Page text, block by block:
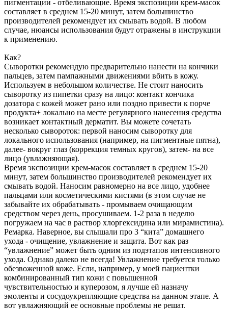
пигментации - отбеливающие. Время экспозиции крем-масок
составляет в среднем 15-20 минут, затем большинство
производителей рекомендует их смывать водой. В любом
случае, нюансы использования будут отражены в инструкции
к применению.
Как?
Сыворотки рекомендую предварительно нанести на кончики
пальцев, затем пампажными движениями вбить в кожу.
Используем в небольшом количестве. Не стоит наносить
сыворотку из пипетки сразу на лицо: контакт кончика
дозатора с кожей может рано или поздно привести к порче
продукта+ локально на месте регулярного нанесения средства
возникает контактный дерматит. Вы можете сочетать
несколько сывороток: первой наносим сыворотку для
локального использования (например, на пигментные пятна),
далее- вокруг глаз (коррекция темных кругов), затем- на все
лицо (увлажняющая).
Время экспозиции крем-масок составляет в среднем 15-20
минут, затем большинство производителей рекомендует их
смывать водой. Наносим равномерно на все лицо, удобнее
пальцами или косметическими кистями (в этом случае не
забывайте их обрабатывать - промываем очищающим
средством через день, просушиваем. 1-2 раза в неделю
погружаем на час в раствор хлоргексидина или мирамистина).
Ремарка. Наверное, вы слышали про 3 “кита” домашнего
ухода - очищение, увлажнение и защита. Вот как раз
“увлажнение” может быть одним из подэтапов интенсивного
ухода. Однако далеко не всегда! Увлажнение требуется только
обезвоженной коже. Если, например, у моей пациентки
комбинированный тип кожи с повышенной
чувствительностью и куперозом, я лучше ей назначу
эмоленты и сосудоукрепляющие средства на данном этапе. А
вот увлажняющий ее основные проблемы не решат.